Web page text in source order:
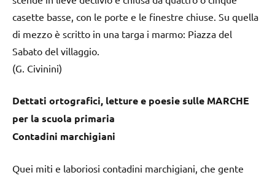
casette basse, con le porte e le finestre chiuse. Su quella
di mezzo è scritto in una targa i marmo: Piazza del
Sabato del villaggio.
(G. Civinini)
Dettati ortografici, letture e poesie sulle MARCHE
per la scuola primaria
Contadini marchigiani
Quei miti e laboriosi contadini marchigiani, che gente